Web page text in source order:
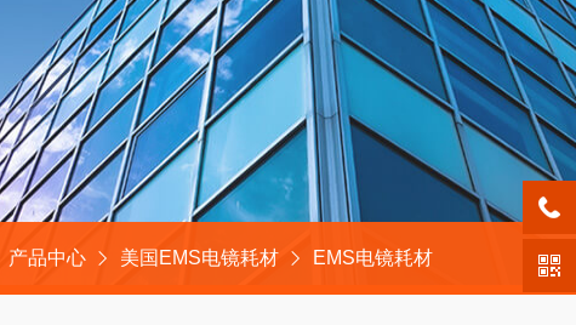
产品中心 美国EMS电镜耗材 EMS电镜耗材